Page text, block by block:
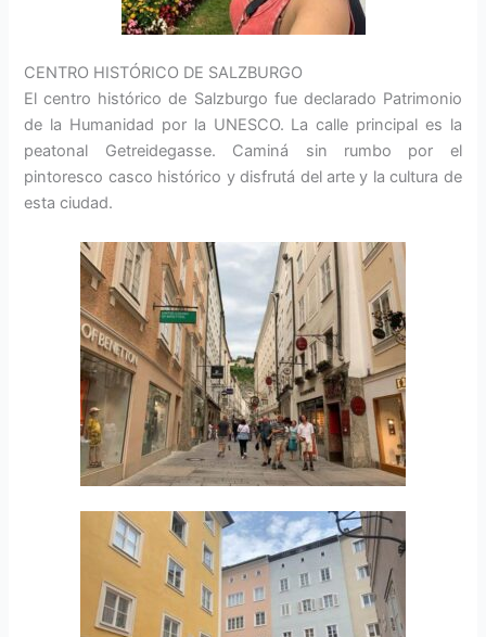
CENTRO HISTÓRICO DE SALZBURGO
El centro histórico de Salzburgo fue declarado Patrimonio
de la Humanidad por la UNESCO. La calle principal es la
peatonal Getreidegasse. Caminá sin rumbo por el
pintoresco casco histórico y disfrutá del arte y la cultura de
esta ciudad.